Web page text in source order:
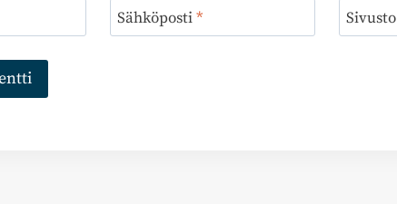
Sähköposti* Sivusto